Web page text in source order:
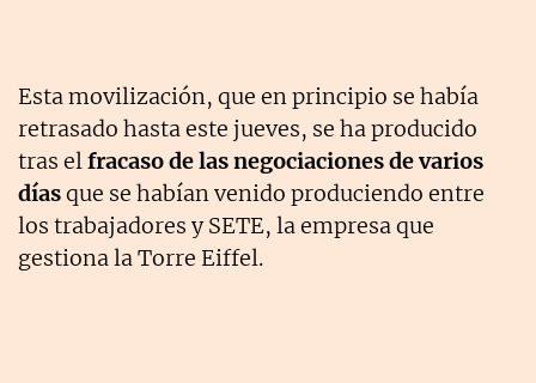
Esta movilización, que en principio se había
retrasado hasta este jueves, se ha producido
tras elfracaso de las negociaciones de varios
díasque se habían venido produciendo entre
los trabajadores y SETE, la empresa que
gestiona la Torre Eiffel.